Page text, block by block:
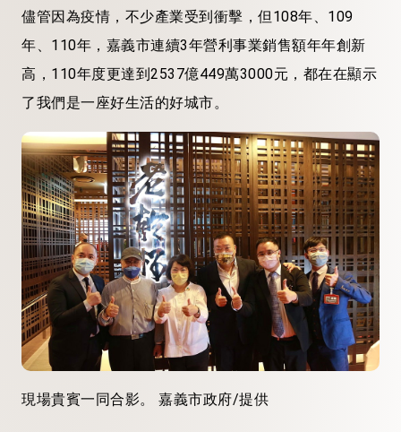
儘管因為疫情，不少產業受到衝擊，但108年、109
年、110年，嘉義市連續3年營利事業銷售額年年創新
高，110年度更達到2537億449萬3000元，都在在顯示
了我們是一座好生活的好城市。
現場貴賓一同合影。 嘉義市政府/提供